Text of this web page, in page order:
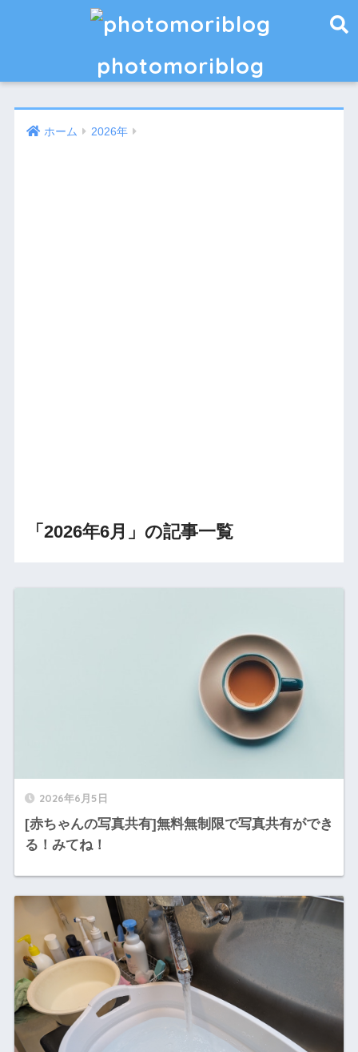
photomoriblog
ホーム 2026年
「2026年6月」の記事一覧
2026年6月5日
[赤ちゃんの写真共有]無料無制限で写真共有ができ
る！みてね！